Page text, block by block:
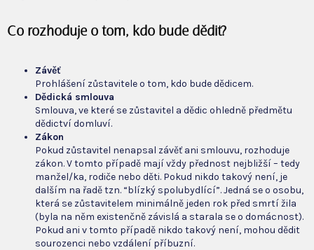
Co rozhoduje o tom, kdo bude dědit?
Závěť
Prohlášení zůstavitele o tom, kdo bude dědicem.
Dědická smlouva
Smlouva, ve které se zůstavitel a dědic ohledně předmětu
dědictví domluví.
Zákon
Pokud zůstavitel nenapsal závěť ani smlouvu, rozhoduje
zákon. V tomto případě mají vždy přednost nejbližší – tedy
manžel/ka, rodiče nebo děti. Pokud nikdo takový není, je
dalším na řadě tzn. “blízký spolubydlící”. Jedná se o osobu,
která se zůstavitelem minimálně jeden rok před smrtí žila
(byla na něm existenčně závislá a starala se o domácnost).
Pokud ani v tomto případě nikdo takový není, mohou dědit
sourozenci nebo vzdálení příbuzní.